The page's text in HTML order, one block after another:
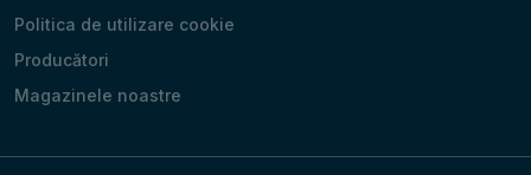
Politica de utilizare cookie
Producători
Magazinele noastre